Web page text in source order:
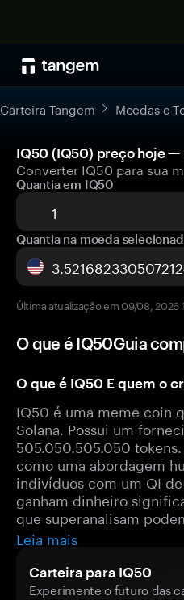
Carteira Tangem Moedas e
IQ50 (IQ50) preço hoje
Converter IQ50 para sua
Quantia em IQ50
Quantia na moeda
Última atualização em 09/08, 2026
O que é IQ50Guia
O que é IQ50 E quem o
IQ50 é uma meme coin
Solana. Possui um
505.050.505.050
como uma abordagem
indivíduos com um QI
ganham dinheiro
que superanalisam
Leia mais
Carteira para IQ50
Experimente o futuro das